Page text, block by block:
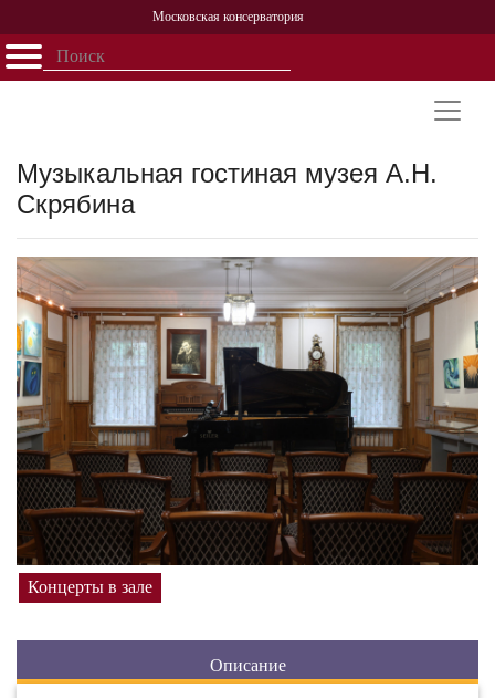
Московская консерватория
Открыть - закрыть
Персоналии
История
Музыкальная гостиная музея А.Н.
Скрябина
Концерты в зале
Описание